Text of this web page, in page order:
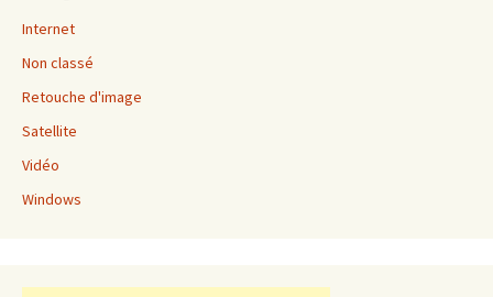
Internet
Non classé
Retouche d'image
Satellite
Vidéo
Windows